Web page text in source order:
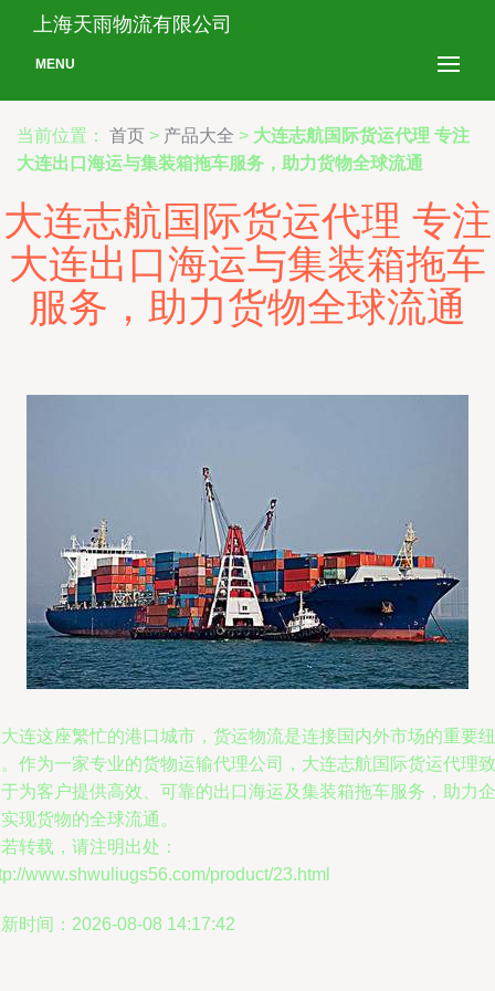
上海天雨物流有限公司
MENU
当前位置： 首页 > 产品大全 > 大连志航国际货运代理 专注
大连出口海运与集装箱拖车服务，助力货物全球流通
大连志航国际货运代理 专注
大连出口海运与集装箱拖车
服务，助力货物全球流通
连这座繁忙的港口城市，货运物流是连接国内外市场的重要纽
作为一家专业的货物运输代理公司，大连志航国际货运代理致
为客户提供高效、可靠的出口海运及集装箱拖车服务，助力企
现货物的全球流通。
转载，请注明出处：
www.shwuliugs56.com/product/23.html
时间：2026-08-08 14:17:42